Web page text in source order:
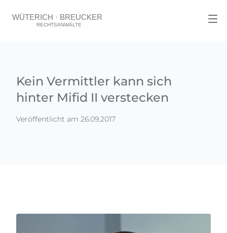
Kein Vermittler kann sich
hinter Mifid II verstecken
Veröffentlicht am 26.09.2017